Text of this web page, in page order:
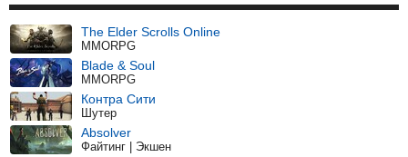
The Elder Scrolls Online
MMORPG
Blade & Soul
MMORPG
Контра Сити
Шутер
Absolver
Файтинг | Экшен